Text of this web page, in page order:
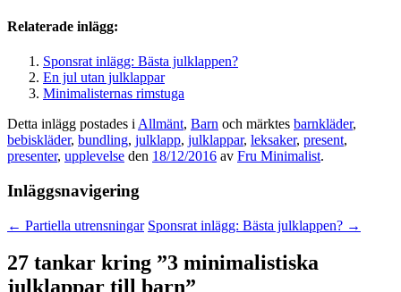
Relaterade inlägg:
Sponsrat inlägg: Bästa julklappen?
En jul utan julklappar
Minimalisternas rimstuga
Detta inlägg postades i Allmänt, Barn och märktes barnkläder,
bebiskläder, bundling, julklapp, julklappar, leksaker, present,
presenter, upplevelse den 18/12/2016 av Fru Minimalist.
Inläggsnavigering
← Partiella utrensningar Sponsrat inlägg: Bästa julklappen? →
27 tankar kring ”3 minimalistiska
julklappar till barn”